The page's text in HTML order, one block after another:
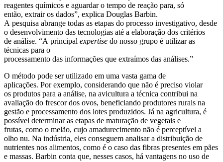
reagentes químicos e aguardar o tempo de reação para, só
então, extrair os dados”, explica Douglas Barbin.
A pesquisa abrange todas as etapas do processo investigativo, desde
o desenvolvimento das tecnologias até a elaboração dos critérios
de análise. “A principal expertise do nosso grupo é utilizar as
técnicas para o
processamento das informações que extraímos das análises.”
O método pode ser utilizado em uma vasta gama de
aplicações. Por exemplo, considerando que não é preciso violar
os produtos para a análise, na avicultura a técnica contribui na
avaliação do frescor dos ovos, beneficiando produtores rurais na
gestão e processamento dos lotes produzidos. Já na agricultura, é
possível determinar as etapas de maturação de vegetais e
frutas, como o melão, cujo amadurecimento não é perceptível a
olho nu. Na indústria, eles conseguem analisar a distribuição de
nutrientes nos alimentos, como é o caso das fibras presentes em pães
e massas. Barbin conta que, nesses casos, há vantagens no uso de